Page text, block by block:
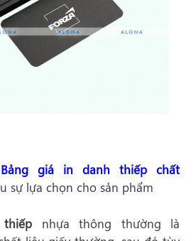
Bảng giá in danh thiếp chất
sự lựa chọn cho sản phẩm
nhựa thông thường là